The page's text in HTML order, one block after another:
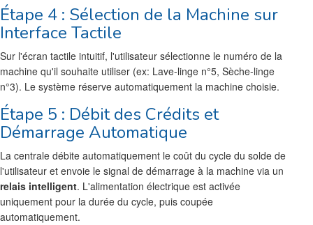
Étape 4 : Sélection de la Machine sur
Interface Tactile
Sur l'écran tactile intuitif, l'utilisateur sélectionne le numéro de la
machine qu'il souhaite utiliser (ex: Lave-linge n°5, Sèche-linge
n°3). Le système réserve automatiquement la machine choisie.
Étape 5 : Débit des Crédits et
Démarrage Automatique
La centrale débite automatiquement le coût du cycle du solde de
l'utilisateur et envoie le signal de démarrage à la machine via un
relais intelligent. L'alimentation électrique est activée
uniquement pour la durée du cycle, puis coupée
automatiquement.